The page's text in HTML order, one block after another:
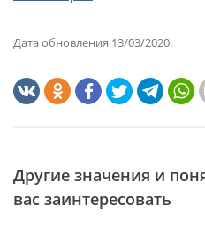
Дата обновления 13/03/2020.
Другие значения и
вас заинтересовать